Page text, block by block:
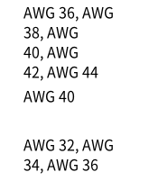
AWG 36 AWG
38 AWG
40 AWG
42 AWG 44
AWG 40
AWG 32 AWG
34 AWG 36